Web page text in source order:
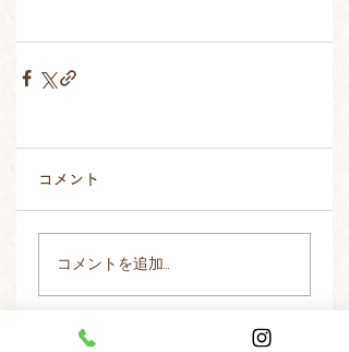
コメント
コメントを追加…